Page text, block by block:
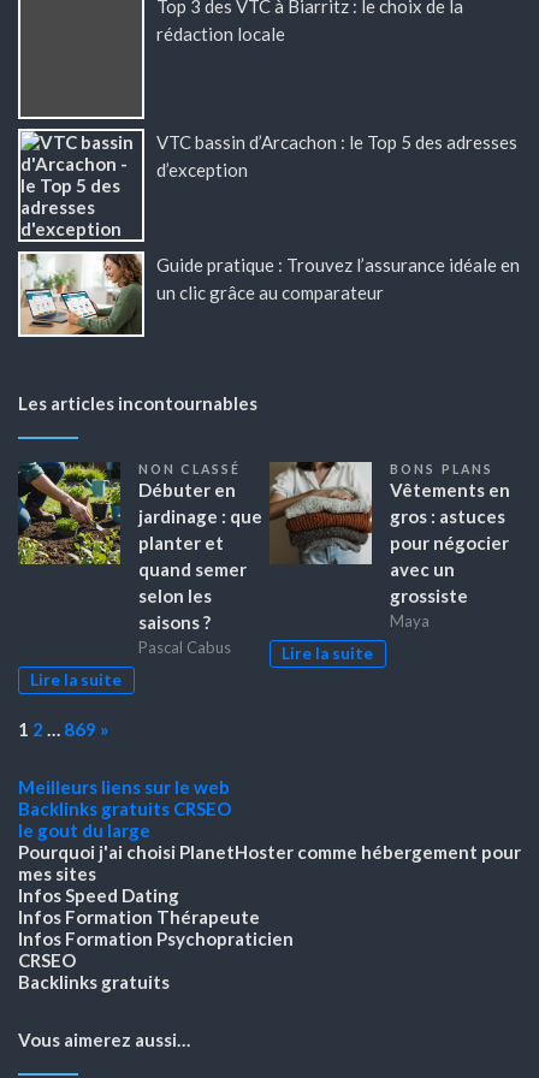
Top 3 des VTC à Biarritz : le choix de la
rédaction locale
VTC bassin d’Arcachon : le Top 5 des adresses
d’exception
Guide pratique : Trouvez l’assurance idéale en
un clic grâce au comparateur
Les articles incontournables
NON CLASSÉ
Débuter en
jardinage : que
planter et
quand semer
selon les
saisons ?
Pascal Cabus
Lire la suite
BONS PLANS
Vêtements en
gros : astuces
pour négocier
avec un
grossiste
Maya
Lire la suite
Page:
1 2 … 869 Next
»
Meilleurs liens sur le web
Backlinks gratuits CRSEO
le gout du large
Pourquoi j'ai choisi PlanetHoster comme hébergement pour
mes sites
Infos Speed Dating
Infos Formation Thérapeute
Infos Formation Psychopraticien
CRSEO
Backlinks gratuits
Vous aimerez aussi…